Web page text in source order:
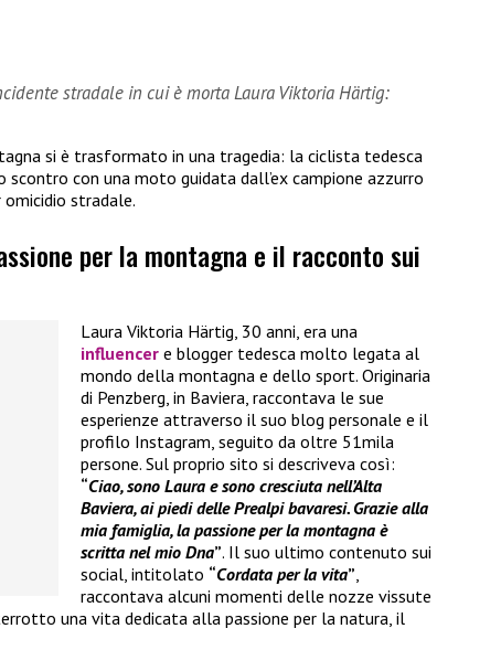
stradale in cui è morta Laura Viktoria Härtig:
si è trasformato in una tragedia: la ciclista tedesca
con una moto guidata dall’ex campione azzurro
omicidio stradale.
per la montagna e il racconto sui
Laura Viktoria Härtig, 30 anni, era una
influencer e blogger tedesca molto legata al
mondo della montagna e dello sport. Originaria
di Penzberg, in Baviera, raccontava le sue
esperienze attraverso il suo blog personale e il
profilo Instagram, seguito da oltre 51mila
persone. Sul proprio sito si descriveva così:
“Ciao, sono Laura e sono cresciuta nell’Alta
Baviera, ai piedi delle Prealpi bavaresi. Grazie alla
mia famiglia, la passione per la montagna è
scritta nel mio Dna”. Il suo ultimo contenuto sui
social, intitolato “Cordata per la vita”
raccontava alcuni momenti delle nozze vissute
una vita dedicata alla passione per la natura, il